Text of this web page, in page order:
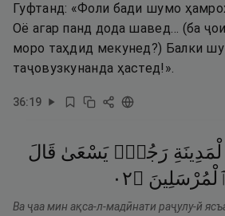
Гуфтанд: «Фоли бади шумо
Оё агар панд дода шавед… (ба
моро таҳдид мекунед?) Балки
таҷовузкунанда ҳастед!».
36:19
رَجُلٌۭ يَسْعَىٰ قَالَ
ٱلْمُرْسَلِينَ ۝٢٠
Ва ҷаа мин ақса-л-мадӣнати раҷулу-й